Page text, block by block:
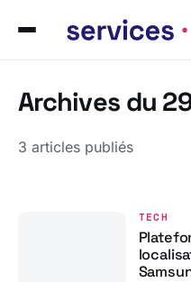
Archives du
3 articles publiés
TECH